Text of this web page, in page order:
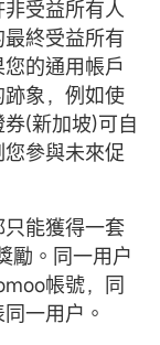
受益所有人
終受益所有
的通用帳戶
象，例如使
(新加坡)可自
參與未來促
能獲得一套
勵。同一用户
帳號，同
一用户。